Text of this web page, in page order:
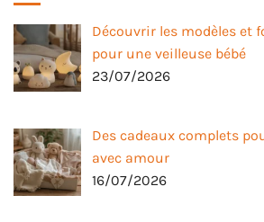
Découvrir les modèles et
pour une veilleuse bébé
23/07/2026
Des cadeaux complets
avec amour
16/07/2026